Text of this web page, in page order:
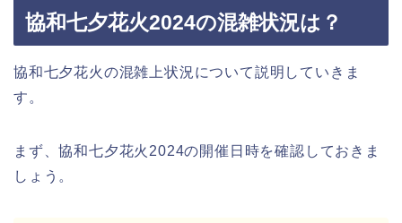
協和七夕花火2024の混雑状況は？
協和七夕花火の混雑上状況について説明していきま
す。
まず、協和七夕花火2024の開催日時を確認しておきま
しょう。